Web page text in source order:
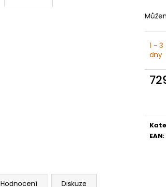
1 - 3
dny
EAN:
Hodnocení Diskuze